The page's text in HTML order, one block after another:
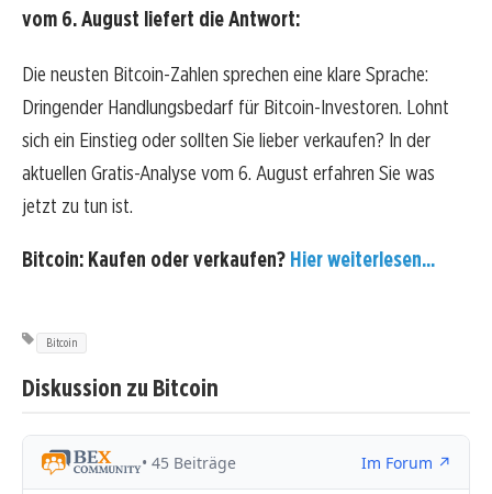
vom 6. August liefert die Antwort:
Die neusten Bitcoin-Zahlen sprechen eine klare Sprache:
Dringender Handlungsbedarf für Bitcoin-Investoren. Lohnt
sich ein Einstieg oder sollten Sie lieber verkaufen? In der
aktuellen Gratis-Analyse vom 6. August erfahren Sie was
jetzt zu tun ist.
Bitcoin: Kaufen oder verkaufen? Hier weiterlesen...
Bitcoin
Diskussion zu Bitcoin